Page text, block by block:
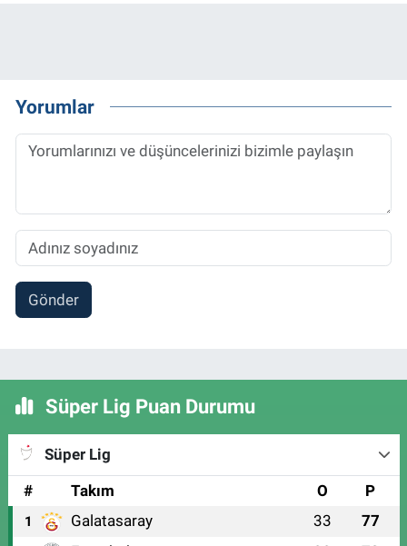
Yorumlar
Gönder
Süper Lig Puan Durumu
Süper Lig
#
Takım O P
1 Galatasaray 33 77